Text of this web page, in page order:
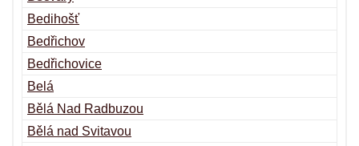
Bedihošť
Bedřichov
Bedřichovice
Belá
Bělá Nad Radbuzou
Bělá nad Svitavou